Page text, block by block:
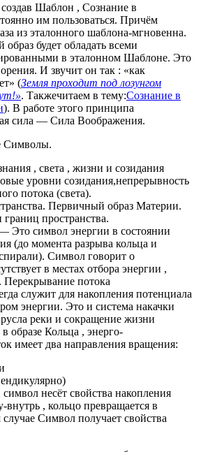
Шаблон , Сознание в
им пользоваться. Причём
из эталонного шаблона-мгновенна.
будет обладать всеми
в эталонном Шаблоне. Это
И звучит он так : «как
(Земля проходит под лозунгом
. Такжечитаем в тему:Сознание в
). В работе этого принципа
сила — Сила Воображения.
Символы.
, света , жизни и созидания
уровни созидания,непрерывность
потока (света).
Первичный образ Материи.
пространства.
Это символ энергии в состоянии
(до момента разрыва кольца и
Символ говорит о
в местах отбора энергии ,
Перекрывание потока
служит для накопления потенциала
энергии. Это и система накачки
реки и сокращение жизни
образе Кольца , энерго-
имеет два направления вращения:
несёт свойства накопления
, кольцо превращается в
Символ получает свойства